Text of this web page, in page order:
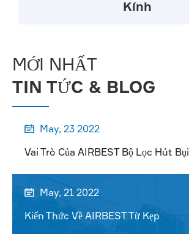
Kính
MỚI NHẤT
TIN TỨC & BLOG

May, 23 2022
Vai Trò Của AIRBEST Bộ Lọc Hút Bụi

May, 21 2022
Kiến Thức Về AIRBEST Từ Kẹp